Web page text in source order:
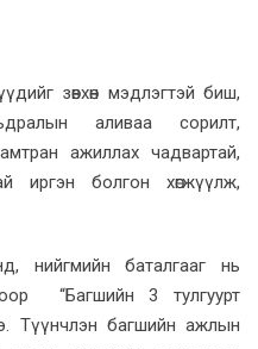
зөвхөн мэдлэгтэй биш,
аливаа сорилт,
ажиллах чадвартай,
иргэн болгон хөгжүүлж,
нийгмийн баталгааг нь
“Багшийн 3 тулгуурт
Түүнчлэн багшийн ажлын